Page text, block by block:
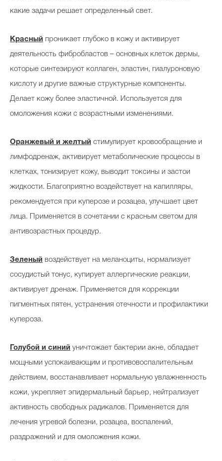
какие задачи решает определенный свет.
Красный проникает глубоко в кожу и активирует
деятельность фибробластов – основных клеток дермы,
которые синтезируют коллаген, эластин, гиалуроновую
кислоту и другие важные структурные компоненты.
Делает кожу более эластичной. Используется для
омоложения кожи с возрастными изменениями.
Оранжевый и желтый стимулирует кровообращение и
лимфодренаж, активирует метаболические процессы в
клетках, тонизирует кожу, выводит токсины и застои
жидкости. Благоприятно воздействует на капилляры,
рекомендуется при куперозе и розацеа, улучшает цвет
лица. Применяется в сочетании с красным светом для
антивозрастных процедур.
Зеленый воздействует на меланоциты, нормализует
сосудистый тонус, купирует аллергические реакции,
активирует дренаж. Применяется для коррекции
пигментных пятен, устранения отечности и профилактики
купероза.
Голубой и синий уничтожает бактерии акне, обладает
мощными успокаивающим и противовоспалительным
действием, восстанавливает нормальную увлажненность
кожи, укрепляет эпидермальный барьер, нейтрализует
активность свободных радикалов. Применяется для
лечения угревой болезни, розацеа, воспалений,
раздражений и для омоложения кожи.